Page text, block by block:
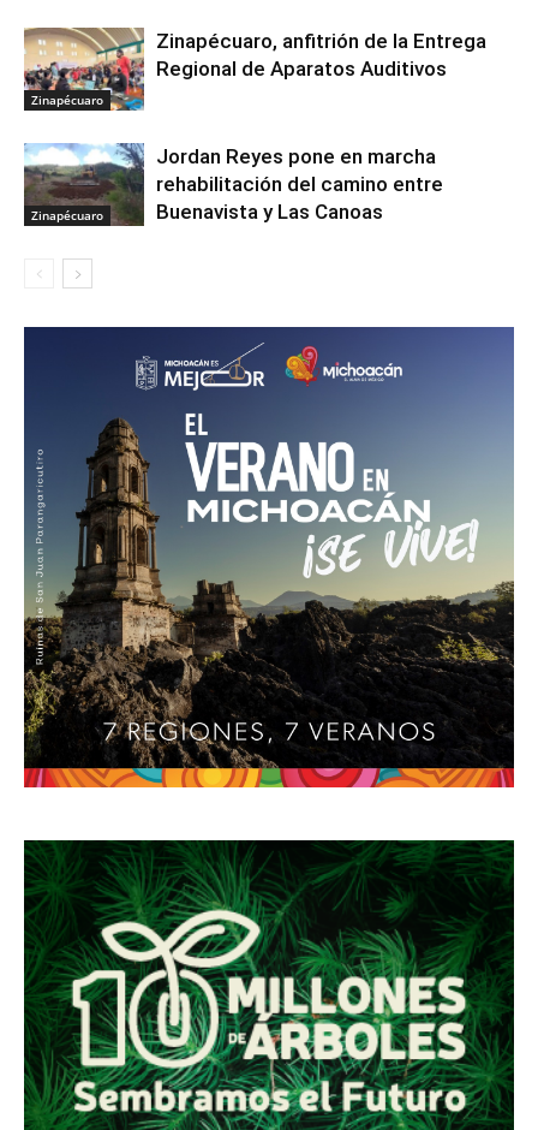
Zinapécuaro
Zinapécuaro, anfitrión de la Entrega
Regional de Aparatos Auditivos
Zinapécuaro
Jordan Reyes pone en marcha
rehabilitación del camino entre
Buenavista y Las Canoas